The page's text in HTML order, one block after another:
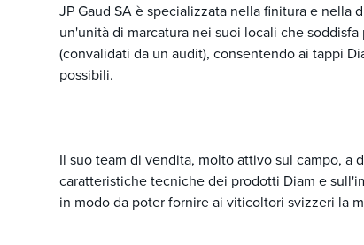
JP Gaud SA è specializzata nella finitura e nella
un'unità di marcatura nei suoi locali che
(convalidati da un audit), consentendo ai tappi
possibili.
Il suo team di vendita, molto attivo sul campo, a
caratteristiche tecniche dei prodotti Diam e
in modo da poter fornire ai viticoltori svizzeri la